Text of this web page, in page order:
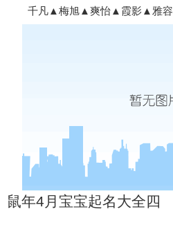
千凡▲梅旭▲爽怡▲霞影▲雅容
鼠年4月宝宝起名大全四